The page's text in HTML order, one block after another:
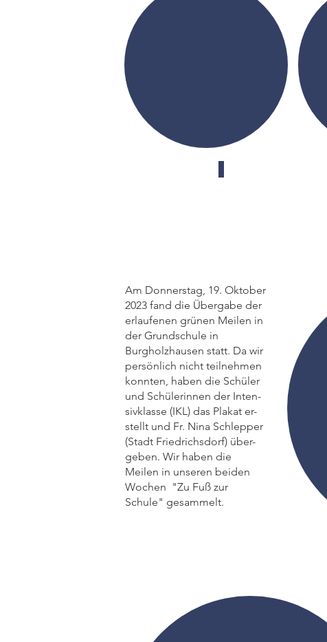
Am Donnerstag, 19. Oktober
2023 fand die Übergabe der
erlaufenen grünen Meilen in
der Grundschule in
Burgholzhausen statt. Da wir
persönlich nicht teilnehmen
konnten, haben die Schüler
und Schülerinnen der Inten-
sivklasse (IKL) das Plakat er-
stellt und Fr. Nina Schlepper
(Stadt Friedrichsdorf) über-
geben. Wir haben die
Meilen in unseren beiden
Wochen "Zu Fuß zur
Schule" gesammelt.